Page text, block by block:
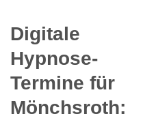
Digitale
Hypnose-
Termine für
Mönchsroth: